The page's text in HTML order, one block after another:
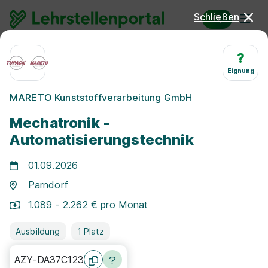
Lehrstellen
2026
Freie Stellen finden
Schließen
?
Eignung
MARETO Kunststoffverarbeitung GmbH
Mechatronik -
Automatisierungstechnik
01.09.2026
Parndorf
1.089 - 2.262 € pro Monat
Ausbildung 1 Platz
AZY-DA37C123